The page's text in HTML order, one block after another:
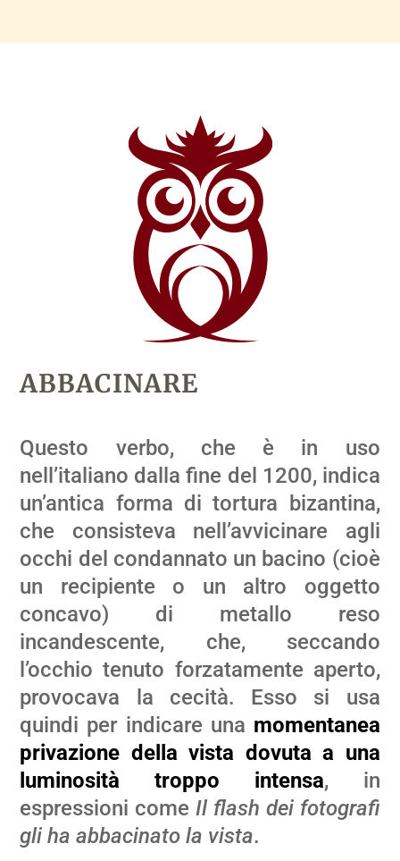
ABBACINARE
Questo verbo, che è in uso
nell’italiano dalla fine del 1200, indica
un’antica forma di tortura bizantina,
che consisteva nell’avvicinare agli
occhi del condannato un bacino (cioè
un recipiente o un altro oggetto
concavo) di metallo reso
incandescente, che, seccando
l’occhio tenuto forzatamente aperto,
provocava la cecità. Esso si usa
quindi per indicare una momentanea
privazione della vista dovuta a una
luminosità troppo intensa, in
espressioni comeIl flash dei fotografi
gli ha abbacinato la vista.